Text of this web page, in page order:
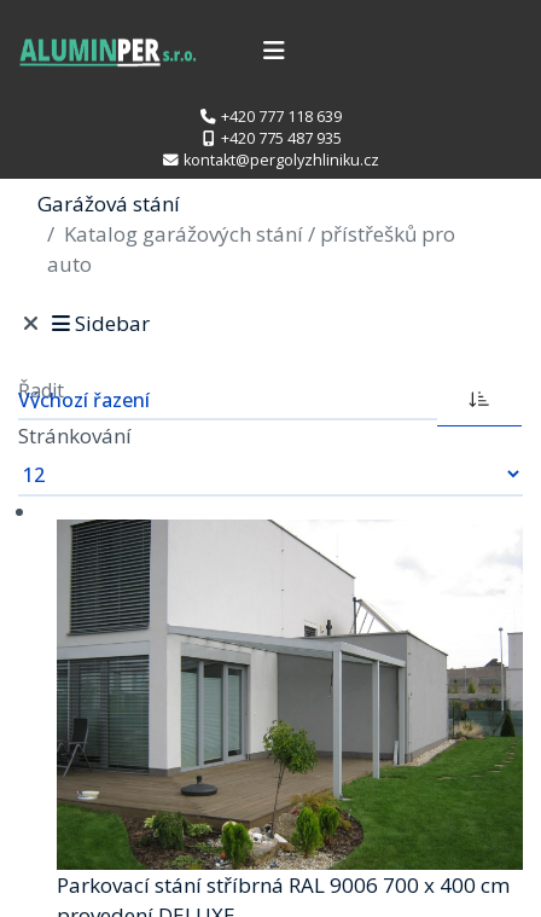
+420 777 118 639
+420 775 487 935
kontakt@pergolyzhliniku.cz
Garážová stání
Katalog garážových stání / přístřešků pro
auto
Sidebar
Řadit
Stránkování
Parkovací stání stříbrná RAL 9006 700 x 400 cm